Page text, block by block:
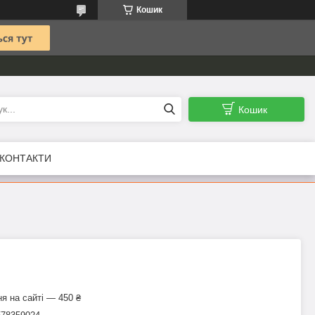
Кошик
Кошик
КОНТАКТИ
на сайті — 450 ₴